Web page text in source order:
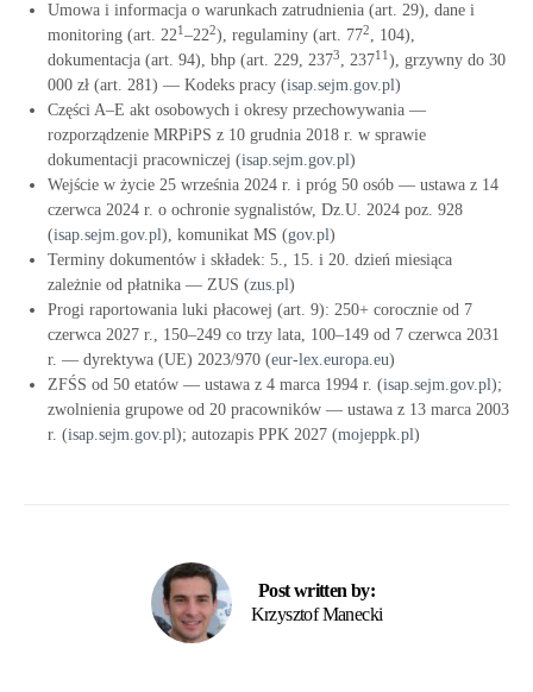
Umowa i informacja o warunkach zatrudnienia (art. 29), dane i
monitoring (art. 221 –222), regulaminy (art. 772, 104),
dokumentacja (art. 94), bhp (art. 229, 2373, 23711 ), grzywny do 30
000 zł (art. 281) — Kodeks pracy (isap.sejm.gov.pl)
Części A–E akt osobowych i okresy przechowywania —
rozporządzenie MRPiPS z 10 grudnia 2018 r. w sprawie
dokumentacji pracowniczej (isap.sejm.gov.pl)
Wejście w życie 25 września 2024 r. i próg 50 osób — ustawa z 14
czerwca 2024 r. o ochronie sygnalistów, Dz.U. 2024 poz. 928
(isap.sejm.gov.pl), komunikat MS (gov.pl)
Terminy dokumentów i składek: 5., 15. i 20. dzień miesiąca
zależnie od płatnika — ZUS (zus.pl)
Progi raportowania luki płacowej (art. 9): 250+ corocznie od 7
czerwca 2027 r., 150–249 co trzy lata, 100–149 od 7 czerwca 2031
r. — dyrektywa (UE) 2023/970 (eur-lex.europa.eu)
ZFŚS od 50 etatów — ustawa z 4 marca 1994 r. (isap.sejm.gov.pl);
zwolnienia grupowe od 20 pracowników — ustawa z 13 marca 2003
r. (isap.sejm.gov.pl); autozapis PPK 2027 (mojeppk.pl)
Post written by:
Krzysztof Manecki